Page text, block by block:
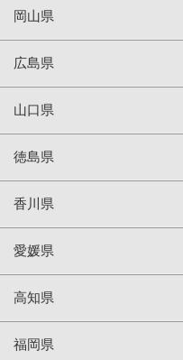
岡山県
広島県
山口県
徳島県
香川県
愛媛県
高知県
福岡県